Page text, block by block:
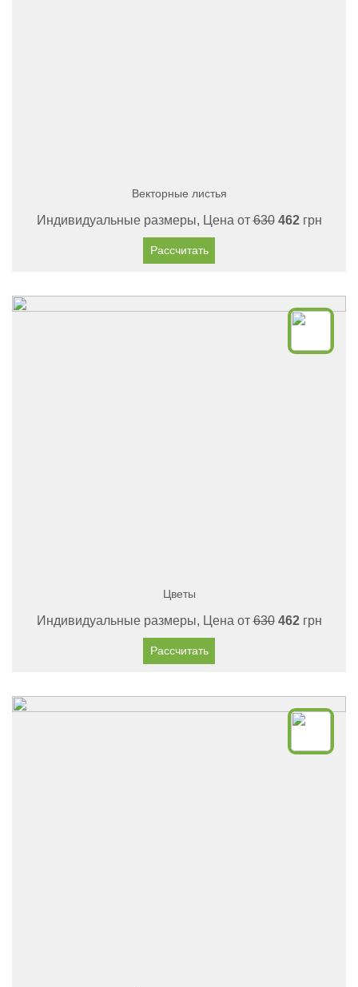
Векторные листья
Индивидуальные размеры, Цена от630 462грн
Рассчитать
Цветы
Индивидуальные размеры, Цена от630 462грн
Рассчитать